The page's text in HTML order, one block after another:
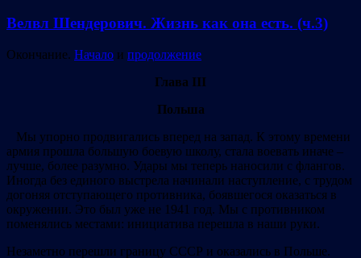
Велвл Шендерович. Жизнь как она есть. (ч.3)
Окончание. Начало и продолжение
Глава III
Польша
Мы упорно продвигались вперед на запад. К этому времени
армия прошла большую боевую школу, стала воевать иначе –
лучше, более разумно. Удары мы теперь наносили с флангов.
Иногда без единого выстрела начинали наступление, с трудом
догоняя отступающего противника, боявшегося оказаться в
окружении. Это был уже не 1941 год. Мы с противником
поменялись местами: инициатива перешла в наши руки.
Незаметно перешли границу СССР и оказались в Польше.